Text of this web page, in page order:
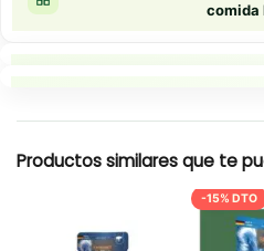
comida
Productos similares que te
-15% DTO